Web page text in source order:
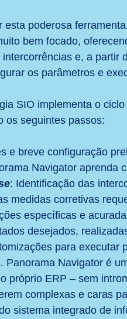
esta poderosa
bem focado,
e, a partir
os parâmetros e
SIO implementa o
os seguintes passos:
e breve configuração
Navigator aprenda
: Identificação das
medidas corretivas
específicas e
desejados,
para executar
Panorama Navigator é
próprio ERP – sem
complexas e caras
sistema integrado de